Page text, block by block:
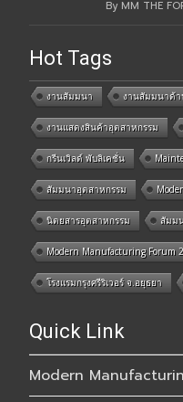
By MM THE
Hot Tags
งานสัมมนา งานสัมมนาด้
งานแสดงสินค้าอุตสาหกรรม
กรีนเวิลด์ พับลิเคชั่น
สัมมนาอุตสาหกรรม
นิตยสารอุตสาหกรรม สัมม
Modern Manufacturing Forum
โรงแรมกรุงศรีริเวอร์ จ.อยุธยา
Quick Link
Modern